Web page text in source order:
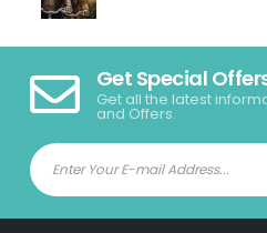
Get Special
Get all the latest
and Offers.